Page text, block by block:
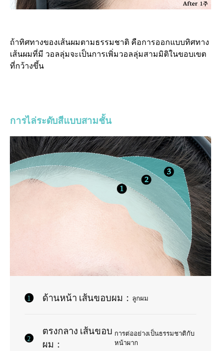
ถ้าทิศทางของเส้นผมตามธรรมชาติ คือการออกแบบทิศทาง
เส้นผมที่มี วอลลุ่มจะเป็นการเพิ่มวอลลุ่มสามมิติในขอบเขต
ที่กว้างขึ้น
การไล่ระดับสีแบบสามชั้น
ด้านหน้า เส้นขอบผม : ลูกผม
ตรงกลาง เส้นขอบ
ผม :
การต่ออย่างเป็นธรรมชาติกับ
หน้าผาก